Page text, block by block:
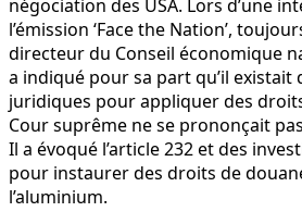
négociation des USA. Lors d’une
l’émission ‘Face the Nation’,
directeur du Conseil économique
a indiqué pour sa part qu’il existait
juridiques pour appliquer des
Cour suprême ne se prononçait
Il a évoqué l’article 232 et des
pour instaurer des droits de
l’aluminium.